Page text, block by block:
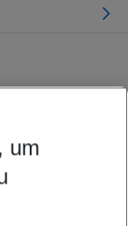
um